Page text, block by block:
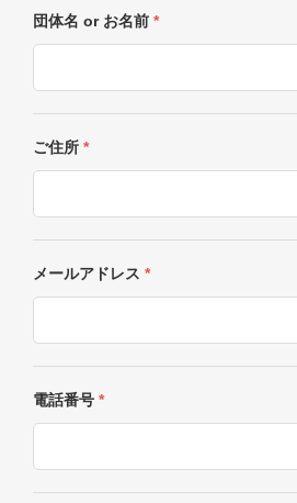
団体名 or お名前 *
ご住所 *
メールアドレス *
電話番号 *